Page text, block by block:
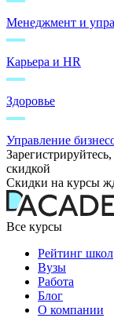
Менеджмент и
Карьера и HR
Здоровье
Управление
скидкой
Скидки на курсы
Все курсы
Рейтинг школ
Вузы
Работа
Блог
О компании